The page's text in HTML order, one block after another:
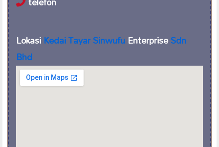
LokasiKedai Tayar SinwufuEnterpriseSdn
Bhd